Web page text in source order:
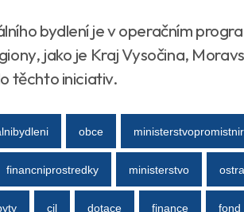
bydlení je v operačním
jako je Kraj Vysočina,
těchto iniciativ.
obce
financniprostredky ministerstvo
cil dotace finance fond